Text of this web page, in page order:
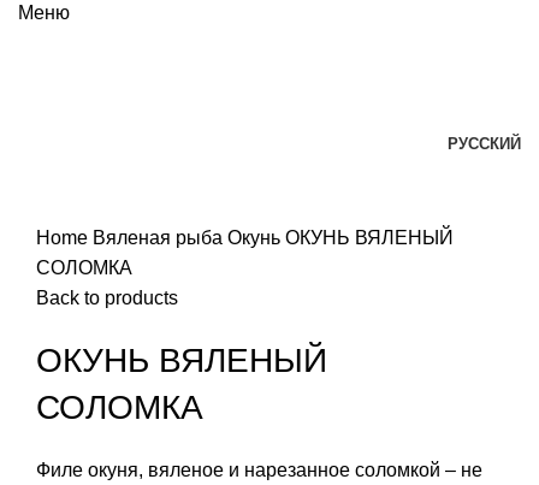
Меню
РУССКИЙ
Home Вяленая рыба Окунь ОКУНЬ ВЯЛЕНЫЙ
СОЛОМКА
Back to products
ОКУНЬ ВЯЛЕНЫЙ
СОЛОМКА
Филе окуня, вяленое и нарезанное соломкой – не